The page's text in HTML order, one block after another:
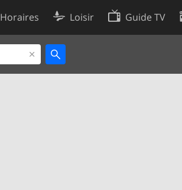
Horaires Loisir Guide TV
Politique en matière de cookies
Préférences de cookies